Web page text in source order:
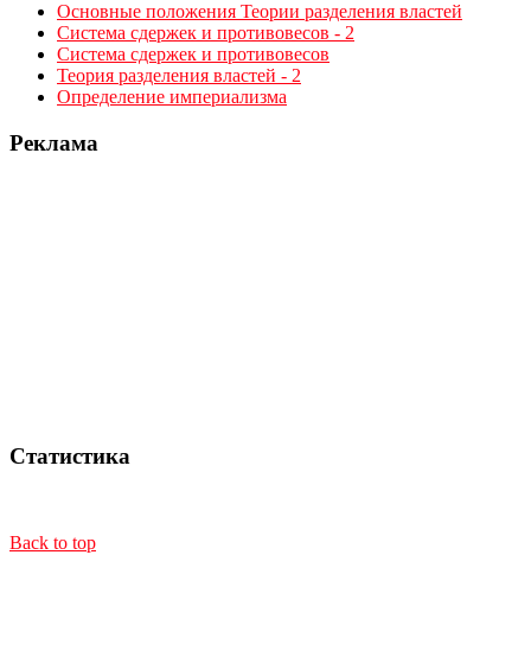
Основные положения Теории разделения властей
Система сдержек и противовесов - 2
Система сдержек и противовесов
Теория разделения властей - 2
Определение империализма
Реклама
Статистика
Back to top